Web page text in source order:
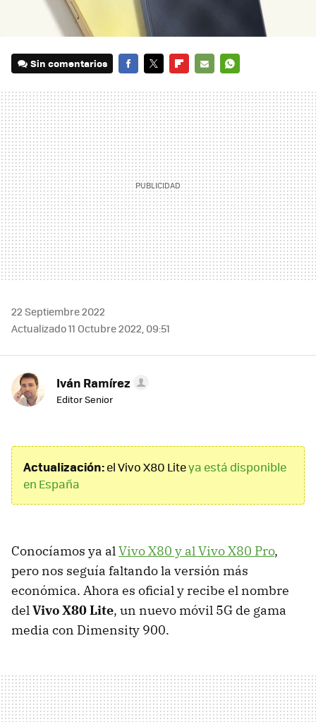
Sin comentarios
MAIL
22 Septiembre 2022
Actualizado 11 Octubre 2022, 09:51
Iván Ramírez
Editor Senior
Actualización:el Vivo X80 Liteya está disponible
en España
Conocíamos ya alVivo X80 y al Vivo X80 Pro,
pero nos seguía faltando la versión más
económica. Ahora es oficial y recibe el nombre
delVivo X80 Lite, un nuevo móvil 5G de gama
media con Dimensity 900.